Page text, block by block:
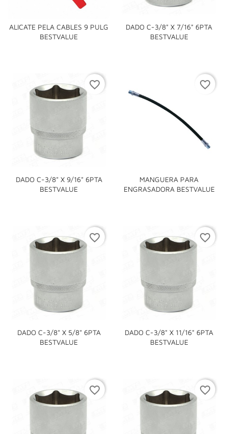
ALICATE PELA CABLES 9 PULG
BESTVALUE
DADO C-3/8" X 7/16" 6PTA
BESTVALUE
DADO C-3/8" X 9/16" 6PTA
BESTVALUE
favorite_border
MANGUERA PARA
ENGRASADORA BESTVALUE
favorite_border
DADO C-3/8" X 5/8" 6PTA
BESTVALUE
favorite_border
DADO C-3/8" X 11/16" 6PTA
BESTVALUE
favorite_border
favorite_border favorite_border